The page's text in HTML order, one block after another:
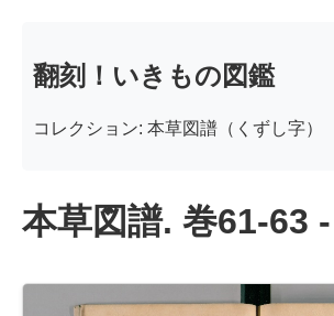
翻刻！いきもの図鑑
コレクション: 本草図譜（くずし字）
本草図譜. 巻61-63 -